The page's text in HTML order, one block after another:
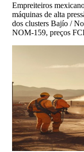
Empreiteiros
máquinas de alta
dos clusters Bajío /
NOM-159, preços